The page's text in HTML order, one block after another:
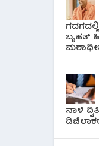
ಬೃಹತ್
ನಾಳೆ